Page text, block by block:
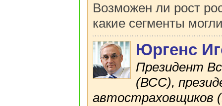
Возможен ли рост
какие сегменты
Юргенс
Президент
(ВСС),
автостраховщиков